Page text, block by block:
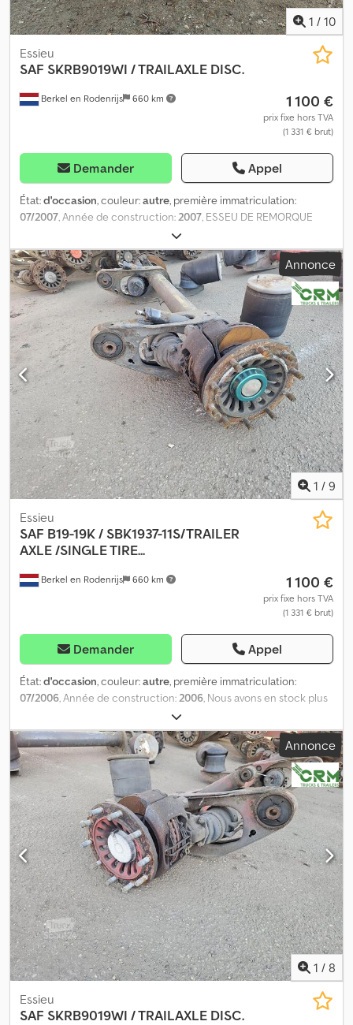
1 / 10
Berkel en Rodenrijs 660 km
Essieu
SAF SKRB9019WI / TRAILAXLE DISC.
1 100 €
prix fixe hors TVA
(1 331 € brut)
Demander Appel
État:d'occasion, couleur:autre, première immatriculation:
07/2007, Année de construction:2007, ESSEU DE REMORQUE
Dedpfjzqyrfex Ahyjkr = Plus d’informations = Numéro de série :
11 13 155 0191
Annonce
1 / 9
Berkel en Rodenrijs 660 km
Essieu
SAF B19-19K / SBK1937-11S/TRAILER
AXLE /SINGLE TIRE...
1 100 €
prix fixe hors TVA
(1 331 € brut)
Demander Appel
État:d'occasion, couleur:autre, première immatriculation:
07/2006, Année de construction:2006, Nous avons en stock plus
de 100 essieux. N’hésitez pas à nous contacter si vous ne trouvez
pas ce que vous cherchez. = Plus d’informations = Dsdpfx
Ahezqyn Hjyjkr Numéro de série : 163 07 3 439
Annonce
1 / 8
Essieu
SAF SKRB9019WI / TRAILAXLE DISC.